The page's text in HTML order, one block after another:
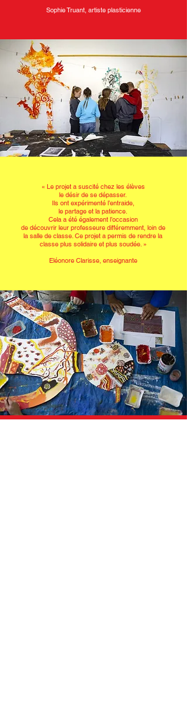
Sophie Truant, artiste plasticienne
« Le projet a suscité chez les élèves
le désir de se dépasser.
Ils ont expérimenté l’entraide,
le partage et la patience.
Cela a été également l’occasion
de découvrir leur professeure différemment, loin de
la salle de classe. Ce projet a permis de rendre la
classe plus solidaire et plus soudée. »
Eléonore Clarisse, enseignante